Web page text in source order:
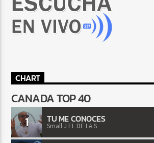
CHART
CANADA TOP 40
1 TU ME CONOCES
Small J EL DE LA S